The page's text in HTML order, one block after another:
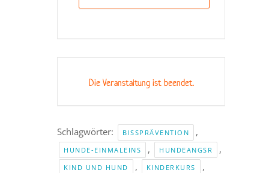
Die Veranstaltung ist beendet.
Schlagwörter: BISSPRÄVENTION ,
HUNDE-EINMALEINS , HUNDEANGSR ,
KIND UND HUND , KINDERKURS ,